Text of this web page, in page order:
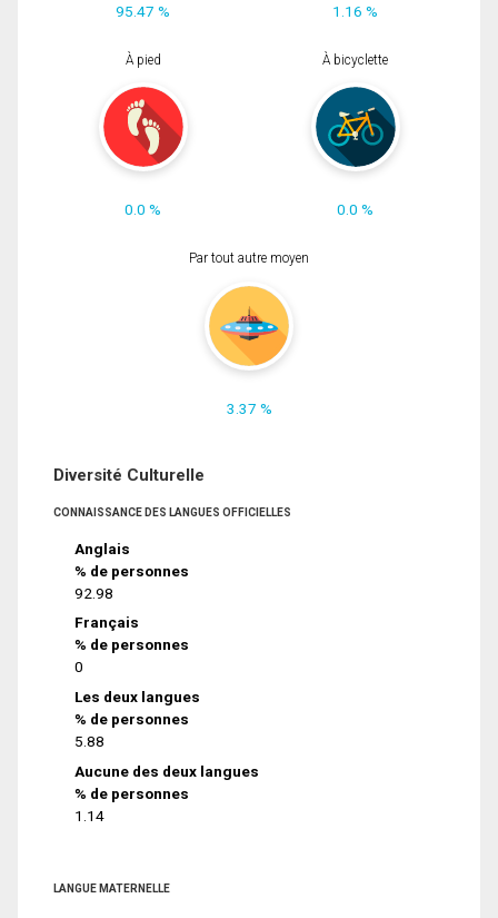
95.47 % 1.16 %
À pied
0.0 %
À bicyclette
0.0 %
Par tout autre moyen
3.37 %
Diversité Culturelle
CONNAISSANCE DES LANGUES OFFICIELLES
Anglais
% de personnes
92.98
Français
% de personnes
0
Les deux langues
% de personnes
5.88
Aucune des deux langues
% de personnes
1.14
LANGUE MATERNELLE